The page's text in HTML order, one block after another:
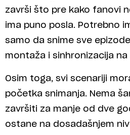
završi što pre kako fanovi
ima puno posla. Potrebno
samo da snime sve
montaža i sinhronizacija na
Osim toga, svi scenariji
početka snimanja. Nema
završiti za manje od dve
ostane na dosadašnjem